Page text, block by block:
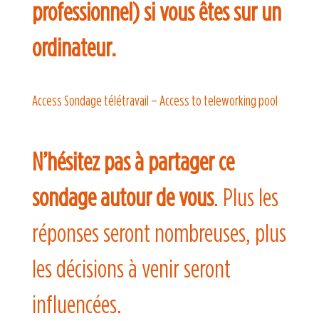
professionnel) si vous êtes sur un
ordinateur.
Access Sondage télétravail – Access to teleworking pool
N’hésitez pas à partager ce
sondage autour de vous. Plus les
réponses seront nombreuses, plus
les décisions à venir seront
influencées.